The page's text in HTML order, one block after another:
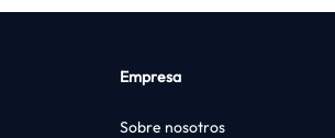
Empresa
Sobre nosotros